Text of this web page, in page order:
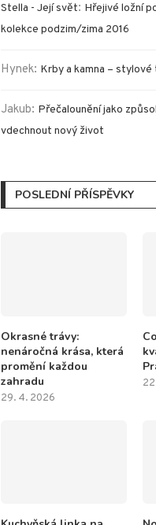
Stella - Její svět: Hřejivé ložní
kolekce podzim/zima 2016
Hynek: Krby a kamna –
Jakub: Přečalounění jako
vdechnout nový život
POSLEDNÍ PŘÍSPĚVKY
Okrasné trávy:
nenáročná krása, která
promění každou
zahradu
29. 4. 2026